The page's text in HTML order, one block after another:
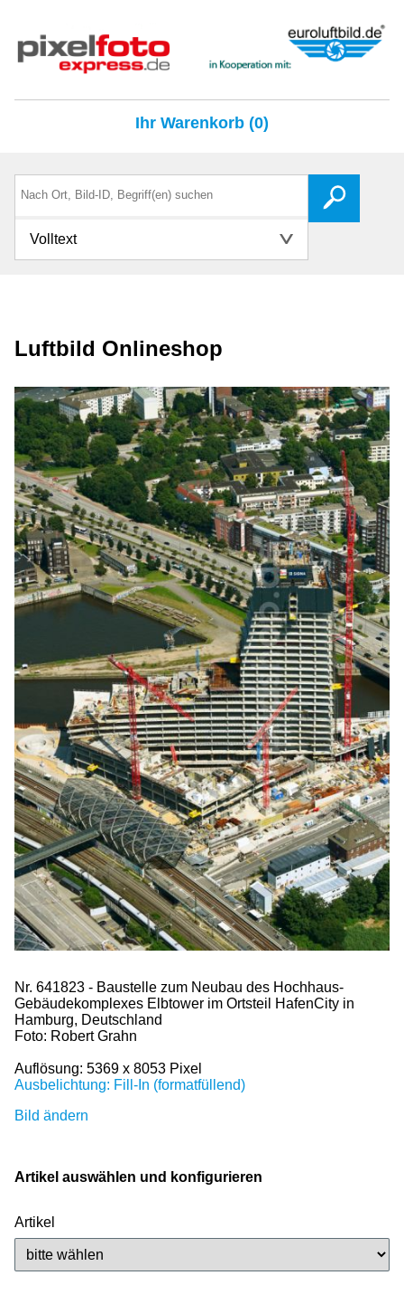
Ihr Warenkorb (0)
Volltext
Luftbild Onlineshop
Nr. 641823 - Baustelle zum Neubau des Hochhaus-
Gebäudekomplexes Elbtower im Ortsteil HafenCity in
Hamburg, Deutschland
Foto: Robert Grahn
Auflösung: 5369 x 8053 Pixel
Ausbelichtung: Fill-In (formatfüllend)
Bild ändern
Artikel auswählen und konfigurieren
Artikel